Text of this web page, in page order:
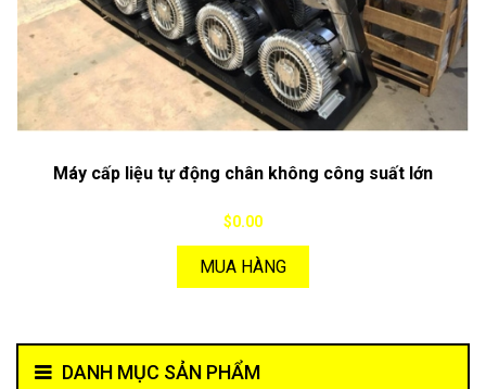
Máy cấp liệu tự động chân không công suất lớn
$0.00
MUA HÀNG
DANH MỤC SẢN PHẨM